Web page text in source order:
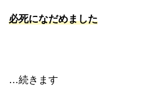
必死になだめました
…続きます